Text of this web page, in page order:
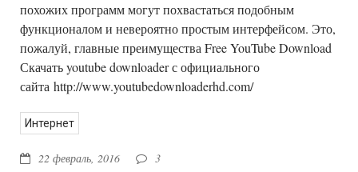
похожих программ могут похвастаться подобным
функционалом и невероятно простым интерфейсом. Это,
пожалуй, главные преимущества Free YouTube Download
Скачать youtube downloader с официального
сайта http://www.youtubedownloaderhd.com/
Интернет
22 февраль, 2016 3